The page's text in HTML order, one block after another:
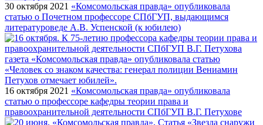
30 октября 2021 «Комсомольская правда» опубликовала
статью о Почетном профессоре СПбГУП, выдающимся
литературоведе А.В. Успенской (к юбилею)
16 октября 2021 «Комсомольская правда» опубликовала
статью о профессоре кафедры теории права и
правоохранительной деятельности СПбГУП В.Г. Петухове